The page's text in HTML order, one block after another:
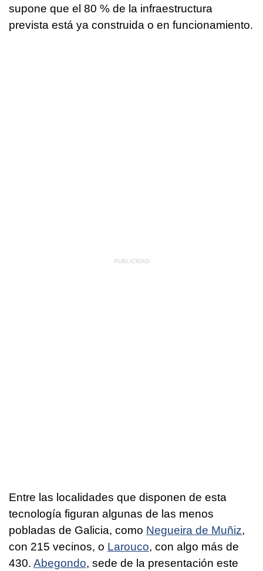
supone que el 80 % de la infraestructura
prevista está ya construida o en funcionamiento.
Entre las localidades que disponen de esta
tecnología figuran algunas de las menos
pobladas de Galicia, como Negueira de Muñiz,
con 215 vecinos, o Larouco, con algo más de
430. Abegondo, sede de la presentación este